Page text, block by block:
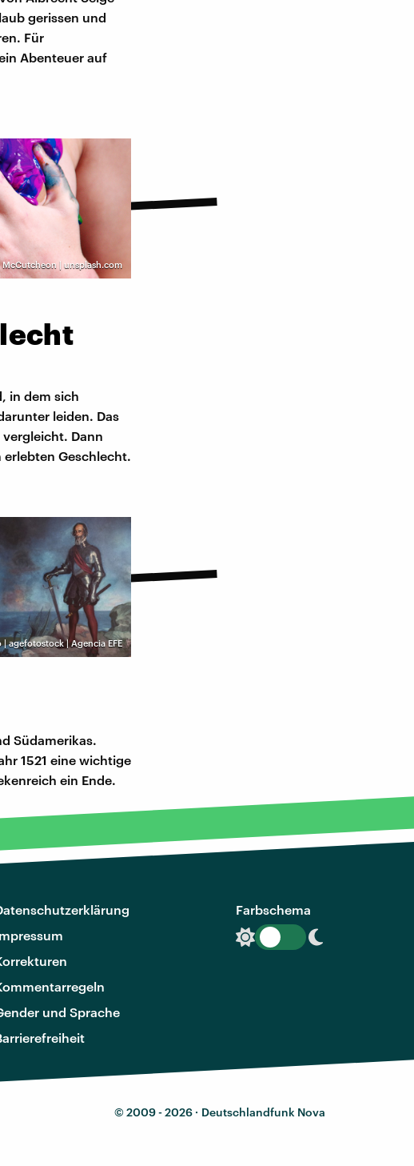
gerissen und
Für
Abenteuer auf
McCutcheon | unsplash.com
in dem sich
leiden. Das
Dann
Geschlecht.
| agefotostock | Agencia EFE
Südamerikas.
1521 eine wichtige
ein Ende.
und Sprache
Farbschema
© 2009 - 2026 · Deutschlandfunk Nova